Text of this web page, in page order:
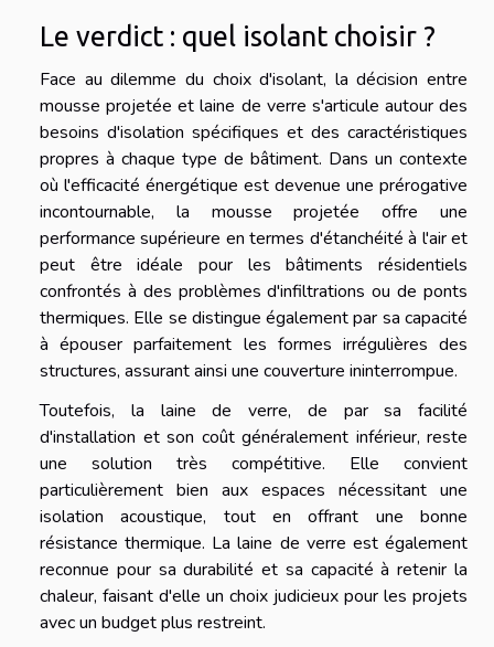
Le verdict : quel isolant choisir ?
Face au dilemme du choix d'isolant, la décision entre
mousse projetée et laine de verre s'articule autour des
besoins d'isolation spécifiques et des caractéristiques
propres à chaque type de bâtiment. Dans un contexte
où l'efficacité énergétique est devenue une prérogative
incontournable, la mousse projetée offre une
performance supérieure en termes d'étanchéité à l'air et
peut être idéale pour les bâtiments résidentiels
confrontés à des problèmes d'infiltrations ou de ponts
thermiques. Elle se distingue également par sa capacité
à épouser parfaitement les formes irrégulières des
structures, assurant ainsi une couverture ininterrompue.
Toutefois, la laine de verre, de par sa facilité
d'installation et son coût généralement inférieur, reste
une solution très compétitive. Elle convient
particulièrement bien aux espaces nécessitant une
isolation acoustique, tout en offrant une bonne
résistance thermique. La laine de verre est également
reconnue pour sa durabilité et sa capacité à retenir la
chaleur, faisant d'elle un choix judicieux pour les projets
avec un budget plus restreint.